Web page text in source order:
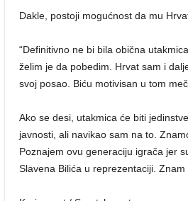
Dakle, postoji mogućnost da mu
“Definitivno ne bi bila obična
želim je da pobedim. Hrvat sam i
svoj posao. Biću motivisan u tom
Ako se desi, utakmica će biti
javnosti, ali navikao sam na to.
Poznajem ovu generaciju igrača jer
Slavena Bilića u reprezentaciji.